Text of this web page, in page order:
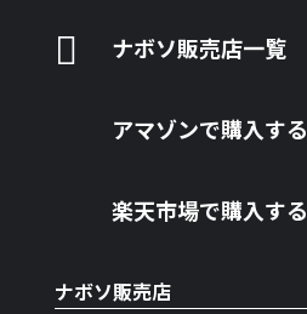
 ナボソ販売店一覧
アマゾンで購入する
楽天市場で購入する
ナボソ販売店